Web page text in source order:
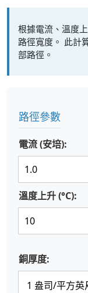
根據電流、溫度
路徑寬度。 此計
部路徑。
路徑參數
電流 (安培):
溫度上升 (°C):
銅厚度: